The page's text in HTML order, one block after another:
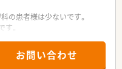
の患者様は少ないです。
。
アもございますので、生活に
お問い合わせ